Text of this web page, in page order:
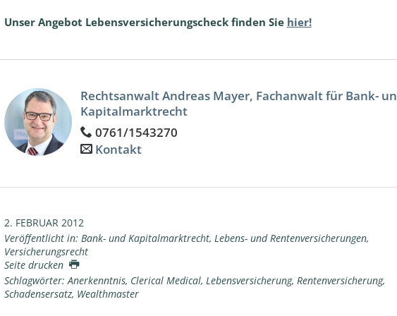
Unser Angebot Lebensversicherungscheck finden Sie hier!
Rechtsanwalt Andreas Mayer, Fachanwalt für Bank-
Kapitalmarktrecht
0761/1543270
Kontakt
2. FEBRUAR 2012
Veröffentlicht in: Bank- und Kapitalmarktrecht, Lebens- und Rentenversicherungen,
Versicherungsrecht
Seite drucken
Schlagwörter: Anerkenntnis, Clerical Medical, Lebensversicherung, Rentenversicherung,
Schadensersatz, Wealthmaster